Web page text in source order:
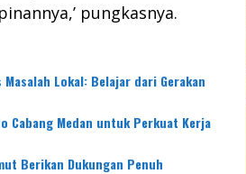
pungkasnya.
Lokal: Belajar dari Gerakan
Cabang Medan untuk Perkuat Kerja
Berikan Dukungan Penuh